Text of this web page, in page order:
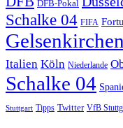
DFB-Pokal
Schalke 04 FIFA
Gelsenkirchen
Italien Köln Niederlande
Schalke 04
Stuttgart Tipps Twitter VfB